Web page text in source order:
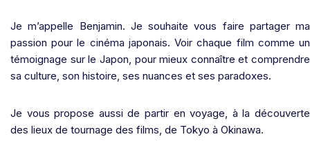
Je m’appelle Benjamin. Je souhaite vous faire partager ma
passion pour le cinéma japonais. Voir chaque film comme un
témoignage sur le Japon, pour mieux connaître et comprendre
sa culture, son histoire, ses nuances et ses paradoxes.
Je vous propose aussi de partir en voyage, à la découverte
des lieux de tournage des films, de Tokyo à Okinawa.